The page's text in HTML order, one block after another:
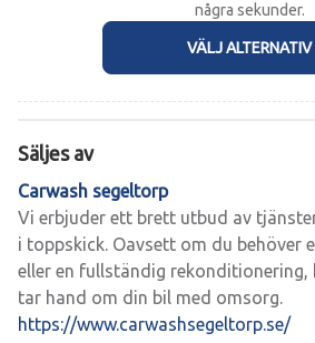
några sekunder.
VÄLJ ALTERNATIV
Säljes av
Carwash segeltorp
Vi erbjuder ett brett utbud av
i toppskick. Oavsett om du behöver
eller en fullständig rekonditionering,
tar hand om din bil med omsorg.
https://www.carwashsegeltorp.se/